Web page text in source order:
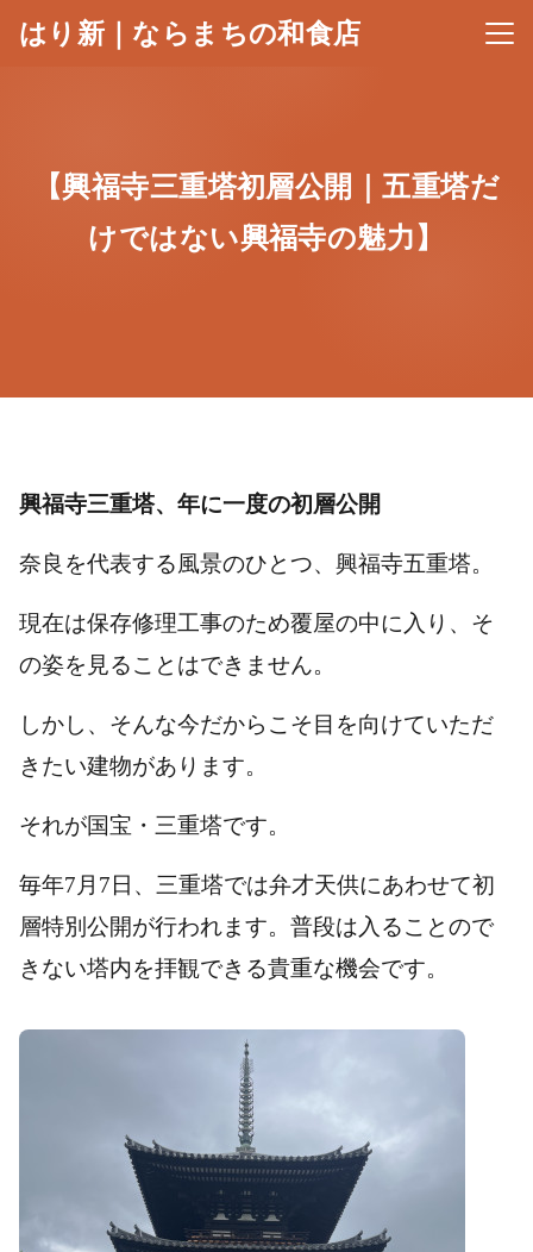
はり新｜ならまちの和食店 メニ
【興福寺三重塔初層公開｜五重塔だ
けではない興福寺の魅力】
興福寺三重塔、年に一度の初層公開
奈良を代表する風景のひとつ、興福寺五重塔。
現在は保存修理工事のため覆屋の中に入り、そ
の姿を見ることはできません。
しかし、そんな今だからこそ目を向けていただ
きたい建物があります。
それが国宝・三重塔です。
毎年7月7日、三重塔では弁才天供にあわせて初
層特別公開が行われます。普段は入ることので
きない塔内を拝観できる貴重な機会です。